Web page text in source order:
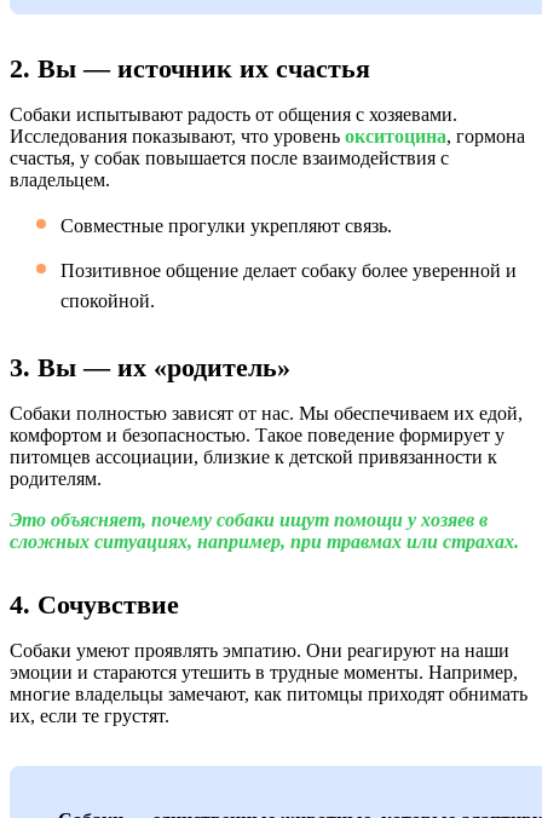
2. Вы — источник их счастья
Собаки испытывают радость от общения с хозяевами.
Исследования показывают, что уровень окситоцина, гормона
счастья, у собак повышается после взаимодействия с
владельцем.
Совместные прогулки укрепляют связь.
Позитивное общение делает собаку более уверенной и
спокойной.
3. Вы — их «родитель»
Собаки полностью зависят от нас. Мы обеспечиваем их едой,
комфортом и безопасностью. Такое поведение формирует у
питомцев ассоциации, близкие к детской привязанности к
родителям.
Это объясняет, почему собаки ищут помощи у хозяев в
сложных ситуациях, например, при травмах или страхах.
4. Сочувствие
Собаки умеют проявлять эмпатию. Они реагируют на наши
эмоции и стараются утешить в трудные моменты. Например,
многие владельцы замечают, как питомцы приходят обнимать
их, если те грустят.